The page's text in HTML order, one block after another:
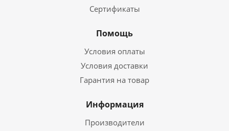
Сертификаты
Помощь
Условия оплаты
Условия доставки
Гарантия на товар
Информация
Производители